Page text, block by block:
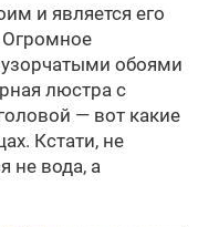
и является его
обоями
люстра с
— вот какие
Кстати, не
не вода, а